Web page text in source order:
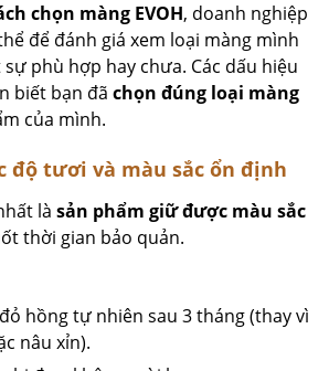
chọn màng EVOH, doanh nghiệp
để đánh giá xem loại màng mình
phù hợp hay chưa. Các dấu hiệu
biết bạn đãchọn đúng loại màng
của mình.
độ tươi và màu sắc ổn định
làsản phẩm giữ được màu sắc
thời gian bảo quản.
hồng tự nhiên sau 3 tháng (thay vì
nâu xỉn).